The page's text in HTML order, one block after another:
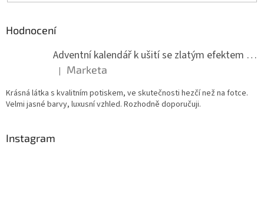
Hodnocení
Adventní kalendář k ušití se zlatým efektem 042Q
Hodnocení produktu je 5 z 5 hvězdiček.
| Marketa
Krásná látka s kvalitním potiskem, ve skutečnosti hezčí než na fotce.
Velmi jasné barvy, luxusní vzhled. Rozhodně doporučuji.
Instagram